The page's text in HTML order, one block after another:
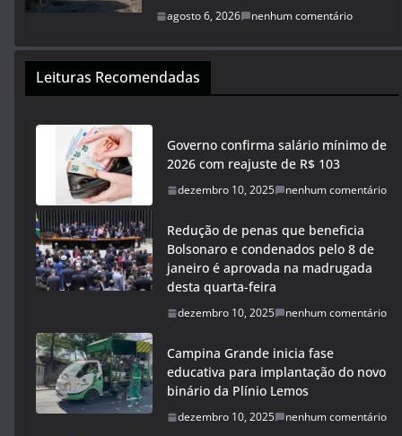
agosto 6, 2026 nenhum comentário
Leituras Recomendadas
Governo confirma salário mínimo de
2026 com reajuste de R$ 103
dezembro 10, 2025 nenhum comentário
Redução de penas que beneficia
Bolsonaro e condenados pelo 8 de
janeiro é aprovada na madrugada
desta quarta-feira
dezembro 10, 2025 nenhum comentário
Campina Grande inicia fase
educativa para implantação do novo
binário da Plínio Lemos
dezembro 10, 2025 nenhum comentário